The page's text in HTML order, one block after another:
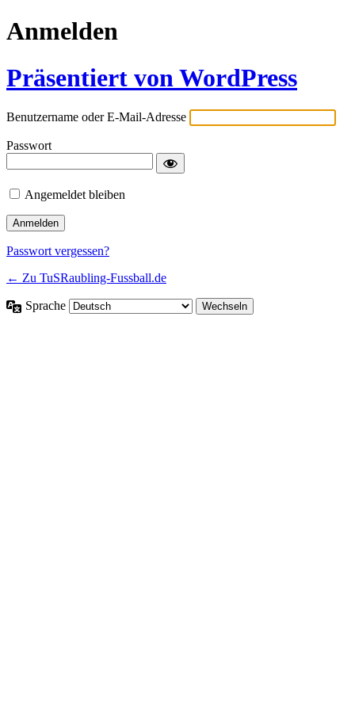
Anmelden
Präsentiert von WordPress
Benutzername oder E-Mail-Adresse
Passwort
Angemeldet bleiben
Passwort vergessen?
← Zu TuSRaubling-Fussball.de
Sprache